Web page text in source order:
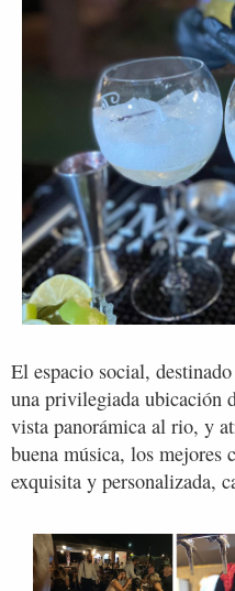
El espacio social,
una privilegiada ubicación
vista panorámica al rio, y
buena música, los mejores
exquisita y personalizada,